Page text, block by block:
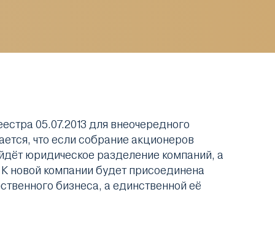
05.07.2013 для внеочередного
что если собрание акционеров
юридическое разделение компаний, а
новой компании будет присоединена
бизнеса, а единственной её